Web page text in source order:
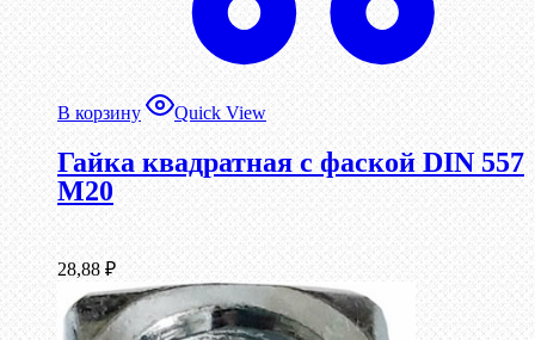
В корзину Quick View
Гайка квадратная с фаской DIN 557
М20
28,88 ₽